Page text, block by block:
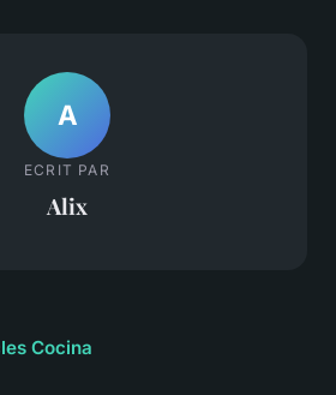
A
ECRIT PAR
Alix
Cocina